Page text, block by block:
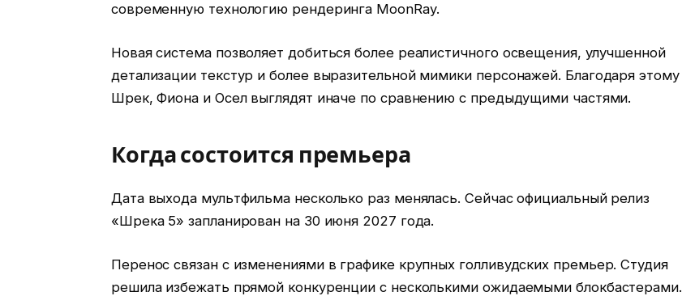
современную технологию рендеринга MoonRay.
Новая система позволяет добиться более реалистичного освещения, улучшенной
детализации текстур и более выразительной мимики персонажей. Благодаря этому
Шрек, Фиона и Осел выглядят иначе по сравнению с предыдущими частями.
Когда состоится премьера
Дата выхода мультфильма несколько раз менялась. Сейчас официальный релиз
«Шрека 5» запланирован на 30 июня 2027 года.
Перенос связан с изменениями в графике крупных голливудских премьер. Студия
решила избежать прямой конкуренции с несколькими ожидаемыми блокбастерами.